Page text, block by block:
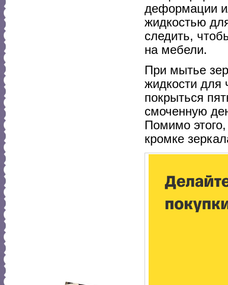
деформации
жидкостью
следить,
на мебели.
При мытье
жидкости для
покрыться
смоченную
Помимо
кромке